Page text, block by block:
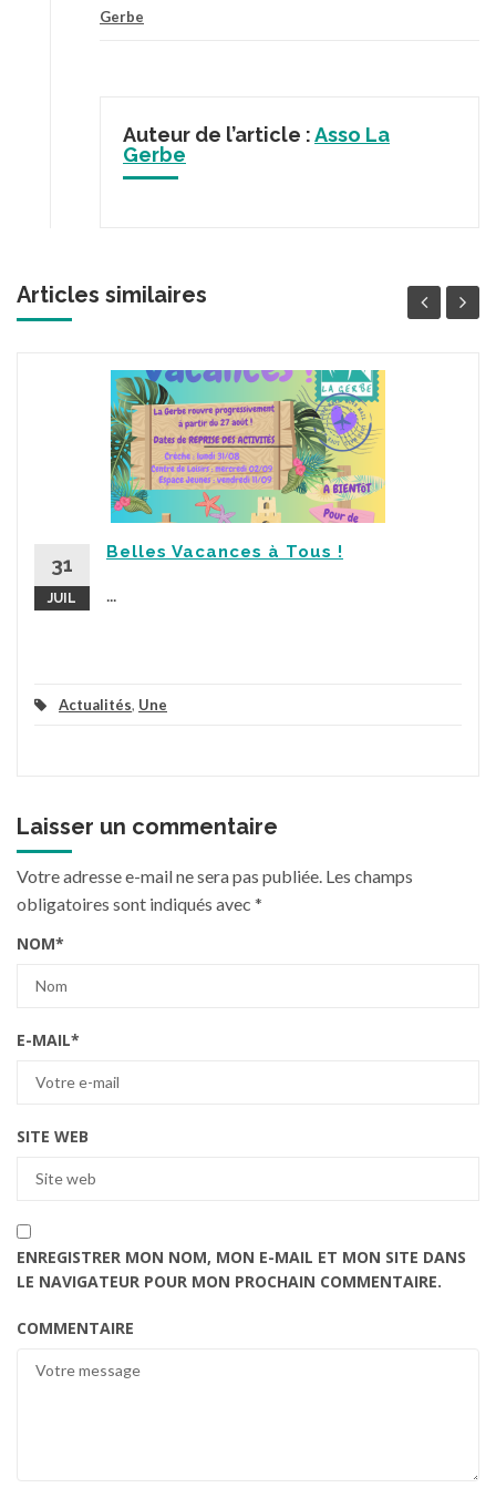
Gerbe
Auteur de l’article :Asso La
Gerbe
Articles similaires
31
JUIL
Belles Vacances à Tous !
Actualités, Une
Laisser un commentaire
Votre adresse e-mail ne sera pas publiée. Les champs
obligatoires sont indiqués avec *
NOM*
E-MAIL*
SITE WEB
ENREGISTRER MON NOM, MON E-MAIL ET MON SITE DANS
LE NAVIGATEUR POUR MON PROCHAIN COMMENTAIRE.
COMMENTAIRE